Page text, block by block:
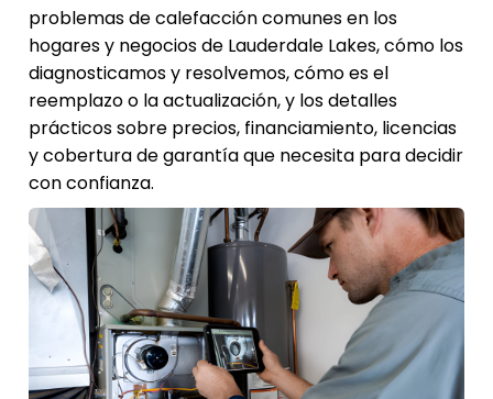
problemas de calefacción comunes en los
hogares y negocios de Lauderdale Lakes, cómo los
diagnosticamos y resolvemos, cómo es el
reemplazo o la actualización, y los detalles
prácticos sobre precios, financiamiento, licencias
y cobertura de garantía que necesita para decidir
con confianza.